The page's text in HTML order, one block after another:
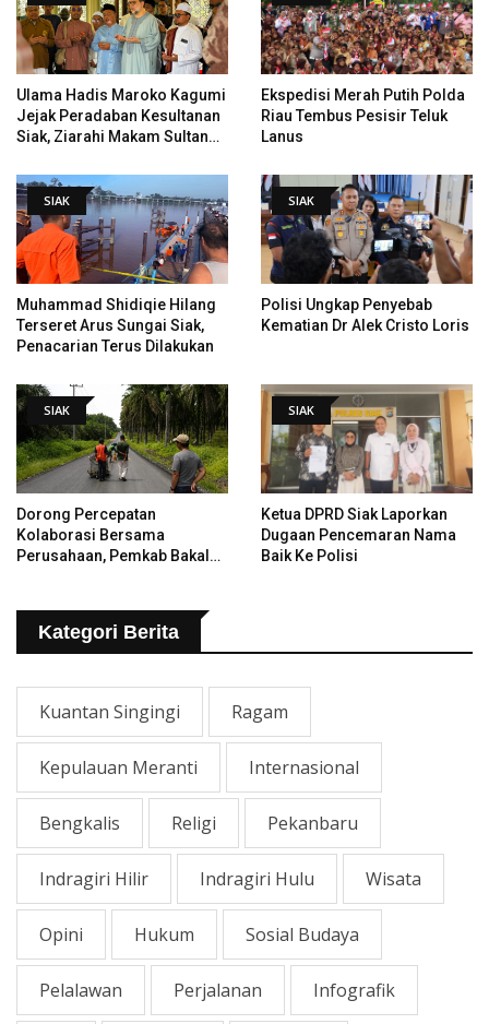
Ulama Hadis Maroko Kagumi
Jejak Peradaban Kesultanan
Siak, Ziarahi Makam Sultan
Ekspedisi Merah Putih Polda
Riau Tembus Pesisir Teluk
Lanus
SIAK
Muhammad Shidiqie Hilang
Terseret Arus Sungai Siak,
Penacarian Terus Dilakukan
SIAK
Polisi Ungkap Penyebab
Kematian Dr Alek Cristo Loris
SIAK
Dorong Percepatan
Kolaborasi Bersama
Perusahaan, Pemkab Bakal
SIAK
Ketua DPRD Siak Laporkan
Dugaan Pencemaran Nama
Baik Ke Polisi
Kategori Berita
Kuantan Singingi Ragam
Kepulauan Meranti Internasional
Bengkalis Religi Pekanbaru
Indragiri Hilir Indragiri Hulu Wisata
Opini Hukum Sosial Budaya
Pelalawan Perjalanan Infografik